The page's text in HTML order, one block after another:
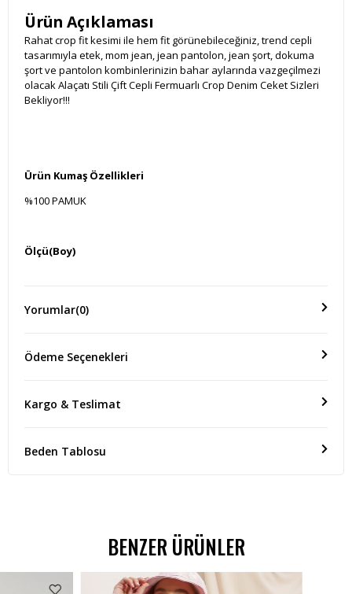
Ürün Açıklaması
Rahat crop fit kesimi ile hem fit görünebileceğiniz, trend cepli
tasarımıyla etek, mom jean, jean pantolon, jean şort, dokuma
şort ve pantolon kombinlerinizin bahar aylarında vazgeçilmezi
olacak Alaçatı Stili Çift Cepli Fermuarlı Crop Denim Ceket Sizleri
Bekliyor!!!
Ürün Kumaş Özellikleri
%100 PAMUK
Ölçü(Boy)
Yorumlar(0)
Ödeme Seçenekleri
Kargo & Teslimat
Beden Tablosu
BENZER ÜRÜNLER